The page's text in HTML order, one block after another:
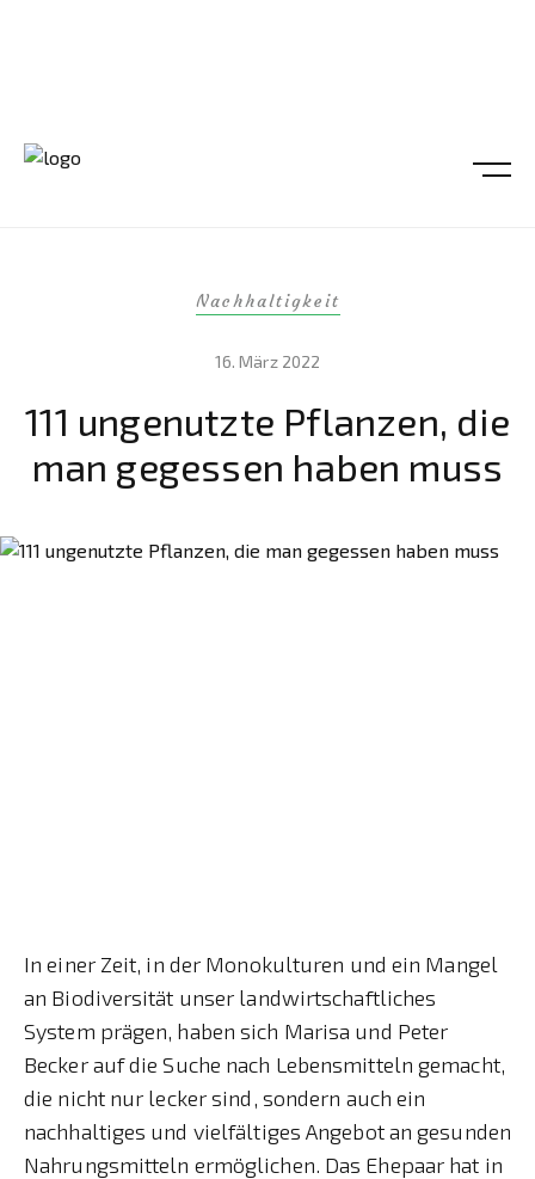
Nachhaltigkeit
16. März 2022
111 ungenutzte Pflanzen, die
man gegessen haben muss
In einer Zeit, in der Monokulturen und ein Mangel
an Biodiversität unser landwirtschaftliches
System prägen, haben sich Marisa und Peter
Becker auf die Suche nach Lebensmitteln gemacht,
die nicht nur lecker sind, sondern auch ein
nachhaltiges und vielfältiges Angebot an gesunden
Nahrungsmitteln ermöglichen. Das Ehepaar hat in